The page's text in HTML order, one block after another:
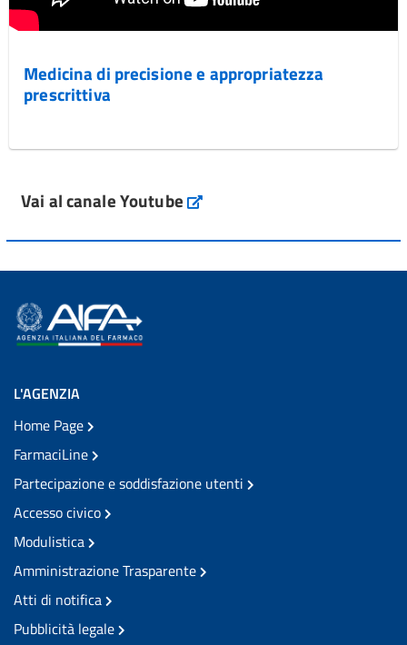
Medicina di precisione e appropriatezza
prescrittiva
Vai al canale Youtube
L'AGENZIA
Home Page
FarmaciLine
Partecipazione e soddisfazione utenti
Accesso civico
Modulistica
Amministrazione Trasparente
Atti di notifica
Pubblicità legale